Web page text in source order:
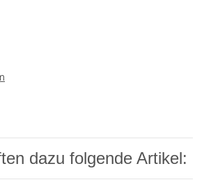
dazu folgende Artikel: